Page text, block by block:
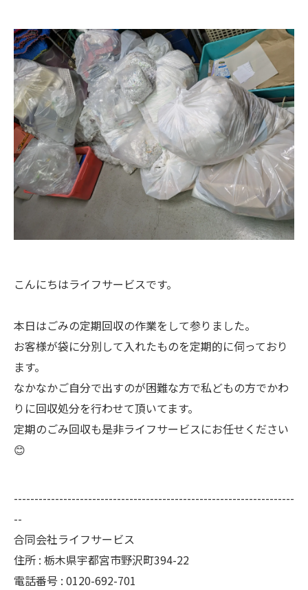
こんにちはライフサービスです。
本日はごみの定期回収の作業をして参りました。
お客様が袋に分別して入れたものを定期的に伺っており
ます。
なかなかご自分で出すのが困難な方で私どもの方でかわ
りに回収処分を行わせて頂いてます。
定期のごみ回収も是非ライフサービスにお任せください
😊
--------------------------------------------------------------------
--
合同会社ライフサービス
住所 : 栃木県宇都宮市野沢町394-22
電話番号 : 0120-692-701